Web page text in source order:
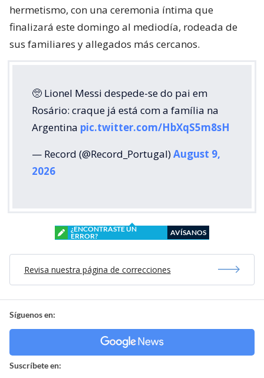
hermetismo, con una ceremonia íntima que
finalizará este domingo al mediodía, rodeada de
sus familiares y allegados más cercanos.
🥺 Lionel Messi despede-se do pai em
Rosário: craque já está com a família na
Argentina pic.twitter.com/HbXqS5m8sH
— Record (@Record_Portugal)August 9,
2026
¿ENCONTRASTE UN
ERROR?
AVÍSANOS
Revisa nuestra página de correcciones
Síguenos en:
Suscríbete en: